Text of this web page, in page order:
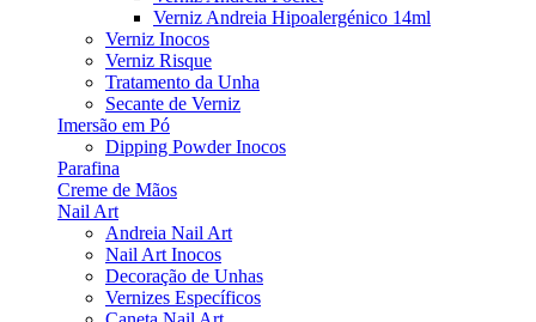
Verniz Andreia Hipoalergénico 14ml
Verniz Inocos
Verniz Risque
Tratamento da Unha
Secante de Verniz
Imersão em Pó
Dipping Powder Inocos
Parafina
Creme de Mãos
Nail Art
Andreia Nail Art
Nail Art Inocos
Decoração de Unhas
Vernizes Específicos